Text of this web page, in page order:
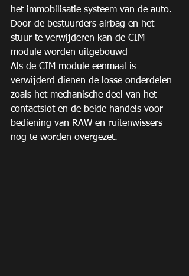
het immobilisatie systeem van de auto.
Door de bestuurders airbag en het
stuur te verwijderen kan de CIM
module worden uitgebouwd
Als de CIM module eenmaal is
verwijderd dienen de losse onderdelen
zoals het mechanische deel van het
contactslot en de beide handels voor
bediening van RAW en ruitenwissers
nog te worden overgezet.